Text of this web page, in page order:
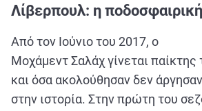
Λίβερπουλ: η
Από τον Ιούνιο του 2017, ο
Μοχάμεντ Σαλάχ γίνεται παίκτης
και όσα ακολούθησαν δεν
στην ιστορία. Στην πρώτη του